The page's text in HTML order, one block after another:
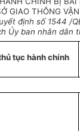
GIAO THÔNG
định số 1544 /
Ủy ban nhân dân
tục hành chính